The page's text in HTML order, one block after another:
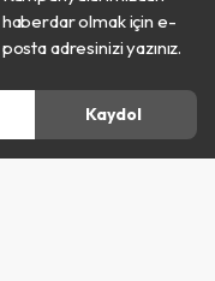
haberdar olmak için e-
posta adresinizi yazınız.
Kaydol